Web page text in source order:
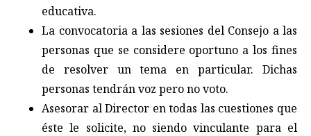
educativa.
La convocatoria a las sesiones del Consejo a las
personas que se considere oportuno a los fines
de resolver un tema en particular. Dichas
personas tendrán voz pero no voto.
Asesorar al Director en todas las cuestiones que
éste le solicite, no siendo vinculante para el